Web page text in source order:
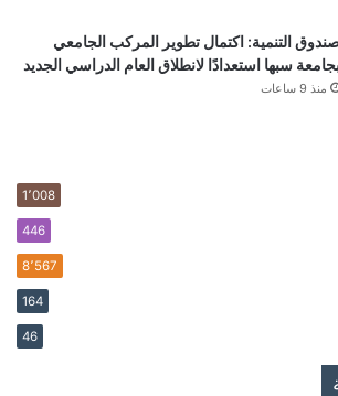
التنمية: اكتمال تطوير المركب الجامعي
سبها استعدادًا لانطلاق العام الدراسي الجديد
منذ 9 ساعات
1٬008
446
8٬567
164
46